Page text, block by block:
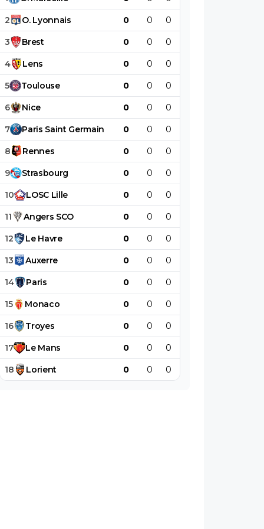
2 O. Lyonnais 0 0 0
3 Brest 0 0 0
4 Lens 0 0 0
5 Toulouse 0 0 0
6 Nice 0 0 0
7 Paris Saint Germain 0 0 0
8 Rennes 0 0 0
9 Strasbourg 0 0 0
10 LOSC Lille 0 0 0
11 Angers SCO 0 0 0
12 Le Havre 0 0 0
13 Auxerre 0 0 0
14 Paris 0 0 0
15 Monaco 0 0 0
16 Troyes 0 0 0
17 Le Mans 0 0 0
18 Lorient 0 0 0